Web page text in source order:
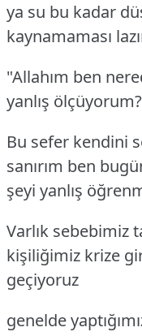
ya su bu kadar
kaynamaması
"Allahım ben
yanlış
Bu sefer kendini
sanırım ben
şeyi yanlış
Varlık sebebimiz
kişiliğimiz krize
geçiyoruz
genelde